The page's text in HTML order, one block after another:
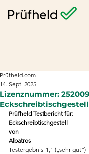
Lizenznummer:
Prüfheld.com
14. Sept. 2025
Prüfheld Testbericht für:
Eckschreibtischgestell
von
Albatros
Testergebnis: 1,1 („sehr gut“)